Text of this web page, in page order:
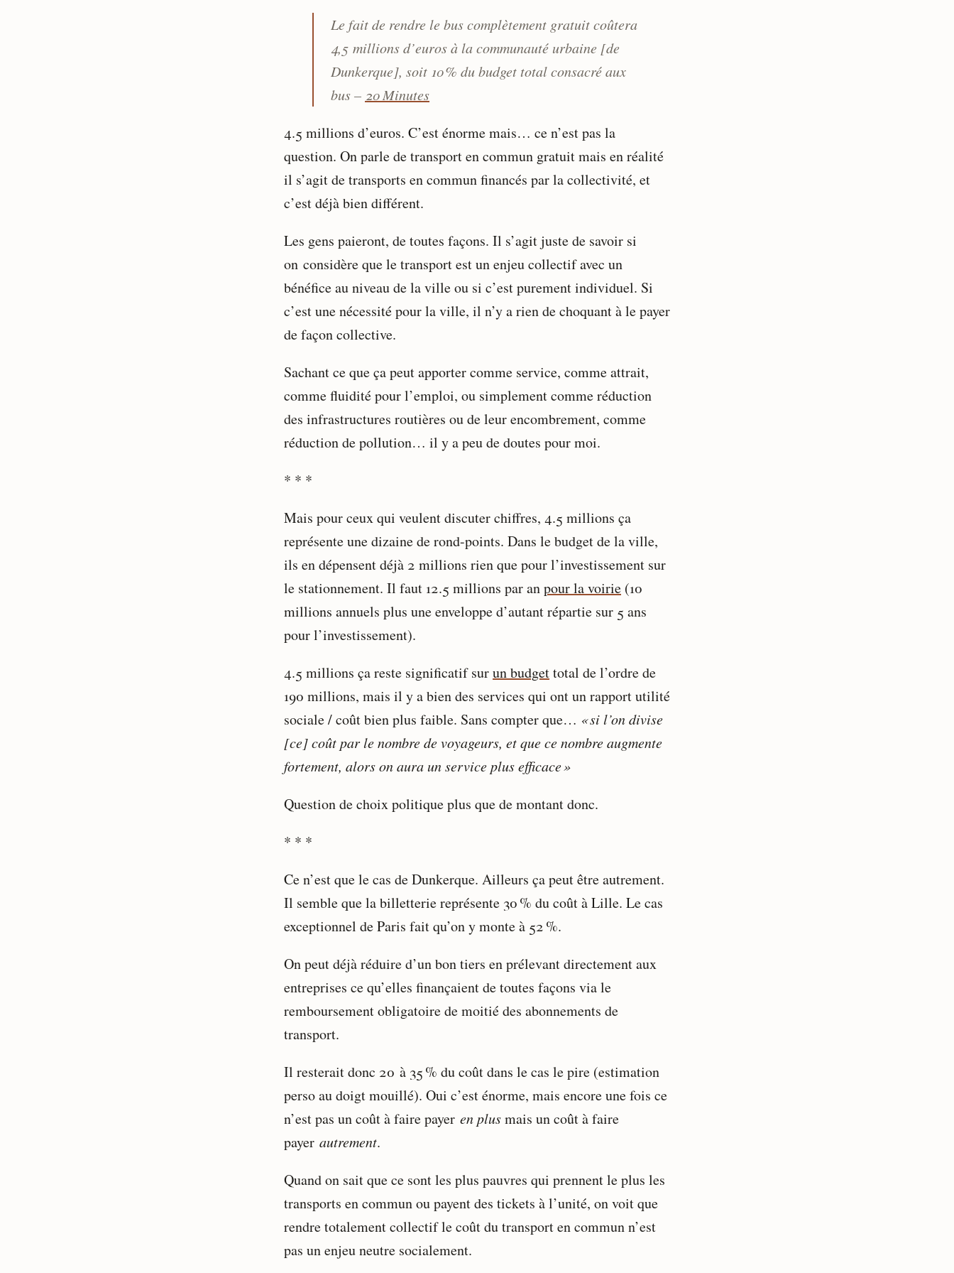
Le fait de rendre le bus complètement gratuit coûtera
4,5 millions d’euros à la communauté urbaine [de
Dunkerque], soit 10 % du budget total consacré aux
bus – 20 Minutes
4.5 millions d’euros. C’est énorme mais… ce n’est pas la
question. On parle de transport en commun gratuit mais en réalité
il s’agit de transports en commun financés par la collectivité, et
c’est déjà bien différent.
Les gens paieront, de toutes façons. Il s’agit juste de savoir si
on considère que le transport est un enjeu collectif avec un
bénéfice au niveau de la ville ou si c’est purement individuel. Si
c’est une nécessité pour la ville, il n’y a rien de choquant à le payer
de façon collective.
Sachant ce que ça peut apporter comme service, comme attrait,
comme fluidité pour l’emploi, ou simplement comme réduction
des infrastructures routières ou de leur encombrement, comme
réduction de pollution… il y a peu de doutes pour moi.
* * *
Mais pour ceux qui veulent discuter chiffres, 4.5 millions ça
représente une dizaine de rond-points. Dans le budget de la ville,
ils en dépensent déjà 2 millions rien que pour l’investissement sur
le stationnement. Il faut 12.5 millions par anpour la voirie (10
millions annuels plus une enveloppe d’autant répartie sur 5 ans
pour l’investissement).
4.5 millions ça reste significatif surun budgettotal de l’ordre de
190 millions, mais il y a bien des services qui ont un rapport utilité
sociale / coût bien plus faible. Sans compter que… « si l’on divise
[ce] coût par le nombre de voyageurs, et que ce nombre augmente
fortement, alors on aura un service plus efficace »
Question de choix politique plus que de montant donc.
* * *
Ce n’est que le cas de Dunkerque. Ailleurs ça peut être autrement.
Il semble que la billetterie représente 30 % du coût à Lille. Le cas
exceptionnel de Paris fait qu’on y monte à 52 %.
On peut déjà réduire d’un bon tiers en prélevant directement aux
entreprises ce qu’elles finançaient de toutes façons via le
remboursement obligatoire de moitié des abonnements de
transport.
Il resterait donc 20 à 35 % du coût dans le cas le pire (estimation
perso au doigt mouillé). Oui c’est énorme, mais encore une fois ce
n’est pas un coût à faire payer en plusmais un coût à faire
payer autrement.
Quand on sait que ce sont les plus pauvres qui prennent le plus les
transports en commun ou payent des tickets à l’unité, on voit que
rendre totalement collectif le coût du transport en commun n’est
pas un enjeu neutre socialement.